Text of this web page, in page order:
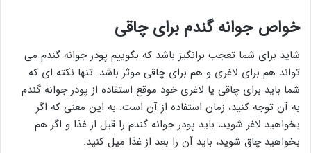
خواص جوانه گندم برای چاقی
شاید برای شما تعجب برانگیز باشد که بگوییم پودر جوانه گندم می
تواند هم برای لاغری و هم برای چاقی موثر باشد. تنها نکته ای که
شما باید برای چاقی یا لاغری خود موقع استفاده از پودر جوانه گندم
به آن توجه کنید، زمان استفاده از آن است. به این معنی که اگر
بخواهید لاغر شوید، باید پودر جوانه گندم را قبل از غذا و اگر هم
بخواهید چاق شوید، باید آن را بعد از غذا میل کنید.